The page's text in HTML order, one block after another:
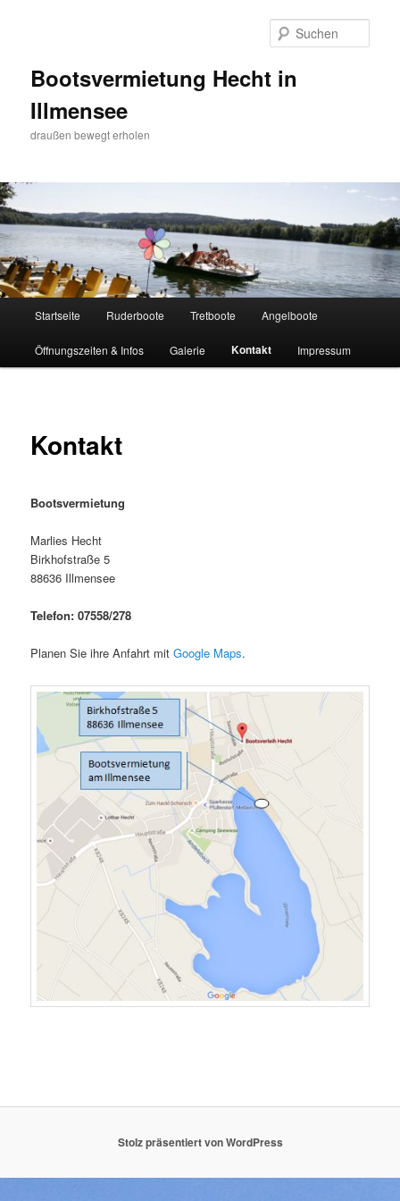
Bootsvermietung Hecht in
Illmensee
draußen bewegt erholen
Startseite Ruderboote Tretboote Angelboote
Öffnungszeiten & Infos Galerie Kontakt Impressum
Kontakt
Bootsvermietung
Marlies Hecht
Birkhofstraße 5
88636 Illmensee
Telefon: 07558/278
Planen Sie ihre Anfahrt mitGoogle Maps.
Stolz präsentiert von WordPress